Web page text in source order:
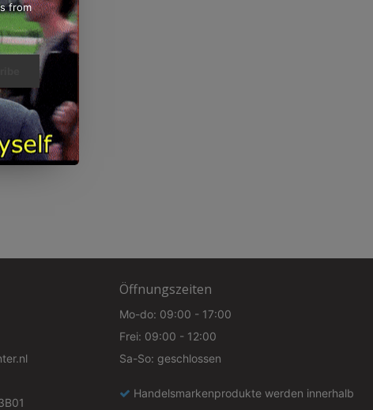
Öffnungszeiten
Mo-do: 09:00 - 17:00
Frei: 09:00 - 12:00
Sa-So: geschlossen
Handelsmarkenprodukte werden innerhalb
from